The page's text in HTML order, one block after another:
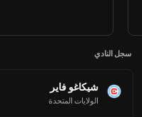
سجل النادي
شيكاغو فاير
الولايات المتحدة